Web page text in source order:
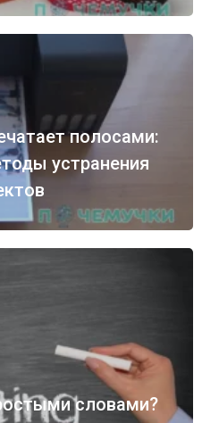
полосами:
устранения
словами?